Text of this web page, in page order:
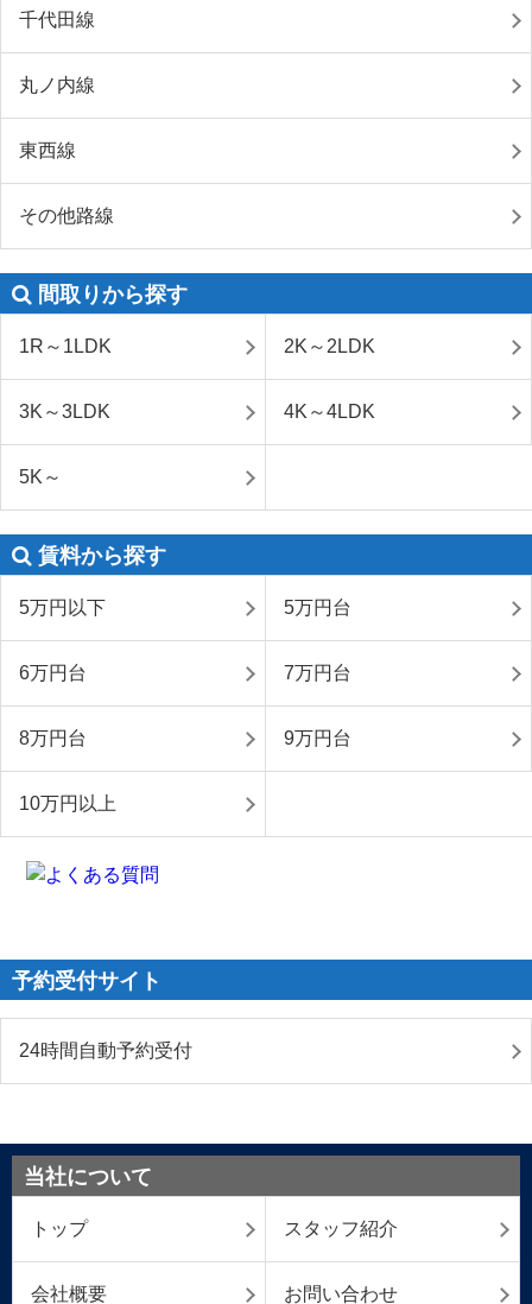
千代田線
丸ノ内線
東西線
その他路線
間取りから探す
1R～1LDK 2K～2LDK
3K～3LDK 4K～4LDK
5K～
賃料から探す
5万円以下 5万円台
6万円台 7万円台
8万円台 9万円台
10万円以上
予約受付サイト
24時間自動予約受付
当社について
トップ スタッフ紹介
会社概要 お問い合わせ